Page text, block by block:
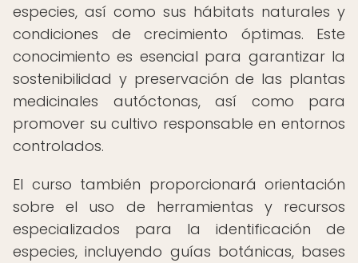
especies, así como sus hábitats naturales y
condiciones de crecimiento óptimas. Este
conocimiento es esencial para garantizar la
sostenibilidad y preservación de las plantas
medicinales autóctonas, así como para
promover su cultivo responsable en entornos
controlados.
El curso también proporcionará orientación
sobre el uso de herramientas y recursos
especializados para la identificación de
especies, incluyendo guías botánicas, bases